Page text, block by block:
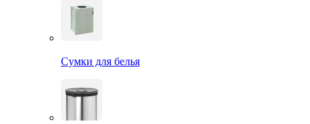
Сумки для белья